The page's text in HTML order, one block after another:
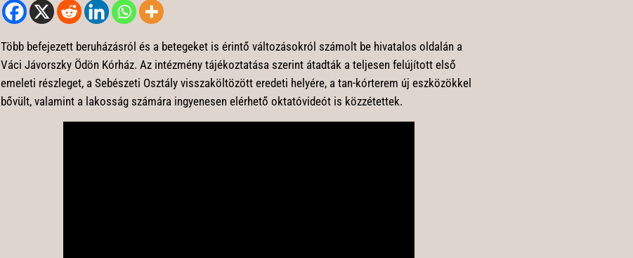
Több befejezett beruházásról és a betegeket is érintő változásokról számolt be hivatalos oldalán a
Váci Jávorszky Ödön Kórház. Az intézmény tájékoztatása szerint átadták a teljesen felújított első
emeleti részleget, a Sebészeti Osztály visszaköltözött eredeti helyére, a tan-kórterem új eszközökkel
bővült, valamint a lakosság számára ingyenesen elérhető oktatóvideót is közzétettek.